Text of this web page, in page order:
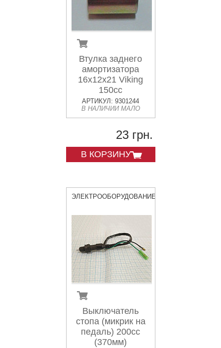
Втулка заднего
амортизатора
16x12x21 Viking
150cc
АРТИКУЛ: 9301244
В НАЛИЧИИ МАЛО
23 грн.
В КОРЗИНУ
ЭЛЕКТРООБОРУДОВАНИЕ
Выключатель
стопа (микрик на
педаль) 200сс
(370мм)